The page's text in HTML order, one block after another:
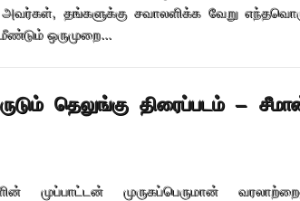
தங்களுக்கு சவாலளிக்க வேறு
ஒருமுறை...
தெலுங்கு திரைப்படம் –
முப்பாட்டன் முருகப்பெருமான்